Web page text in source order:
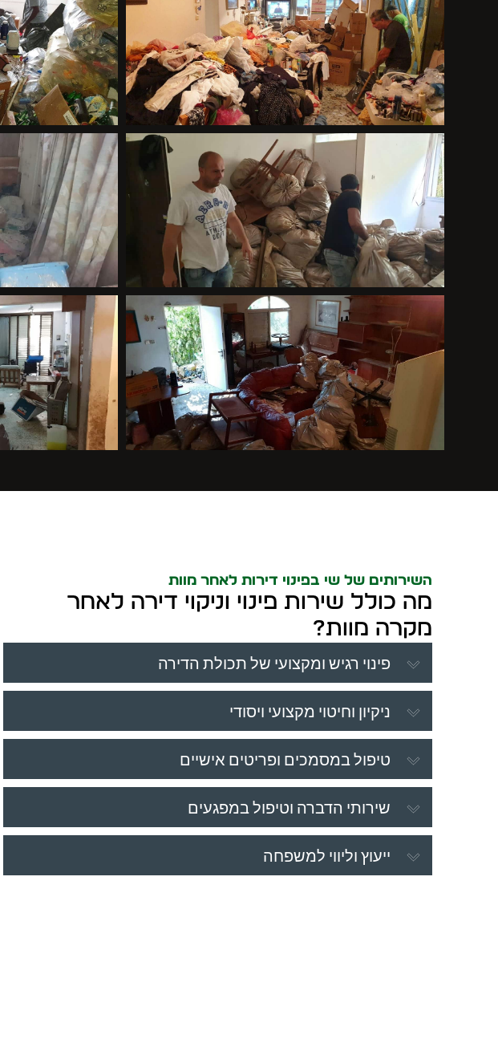
השירותים של שי בפינוי דירות לאחר מוות
מה כולל שירות פינוי וניקוי דירה לאחר
מקרה מוות?
פינוי רגיש ומקצועי של תכולת הדירה
ניקיון וחיטוי מקצועי ויסודי
טיפול במסמכים ופריטים אישיים
שירותי הדברה וטיפול במפגעים
ייעוץ וליווי למשפחה